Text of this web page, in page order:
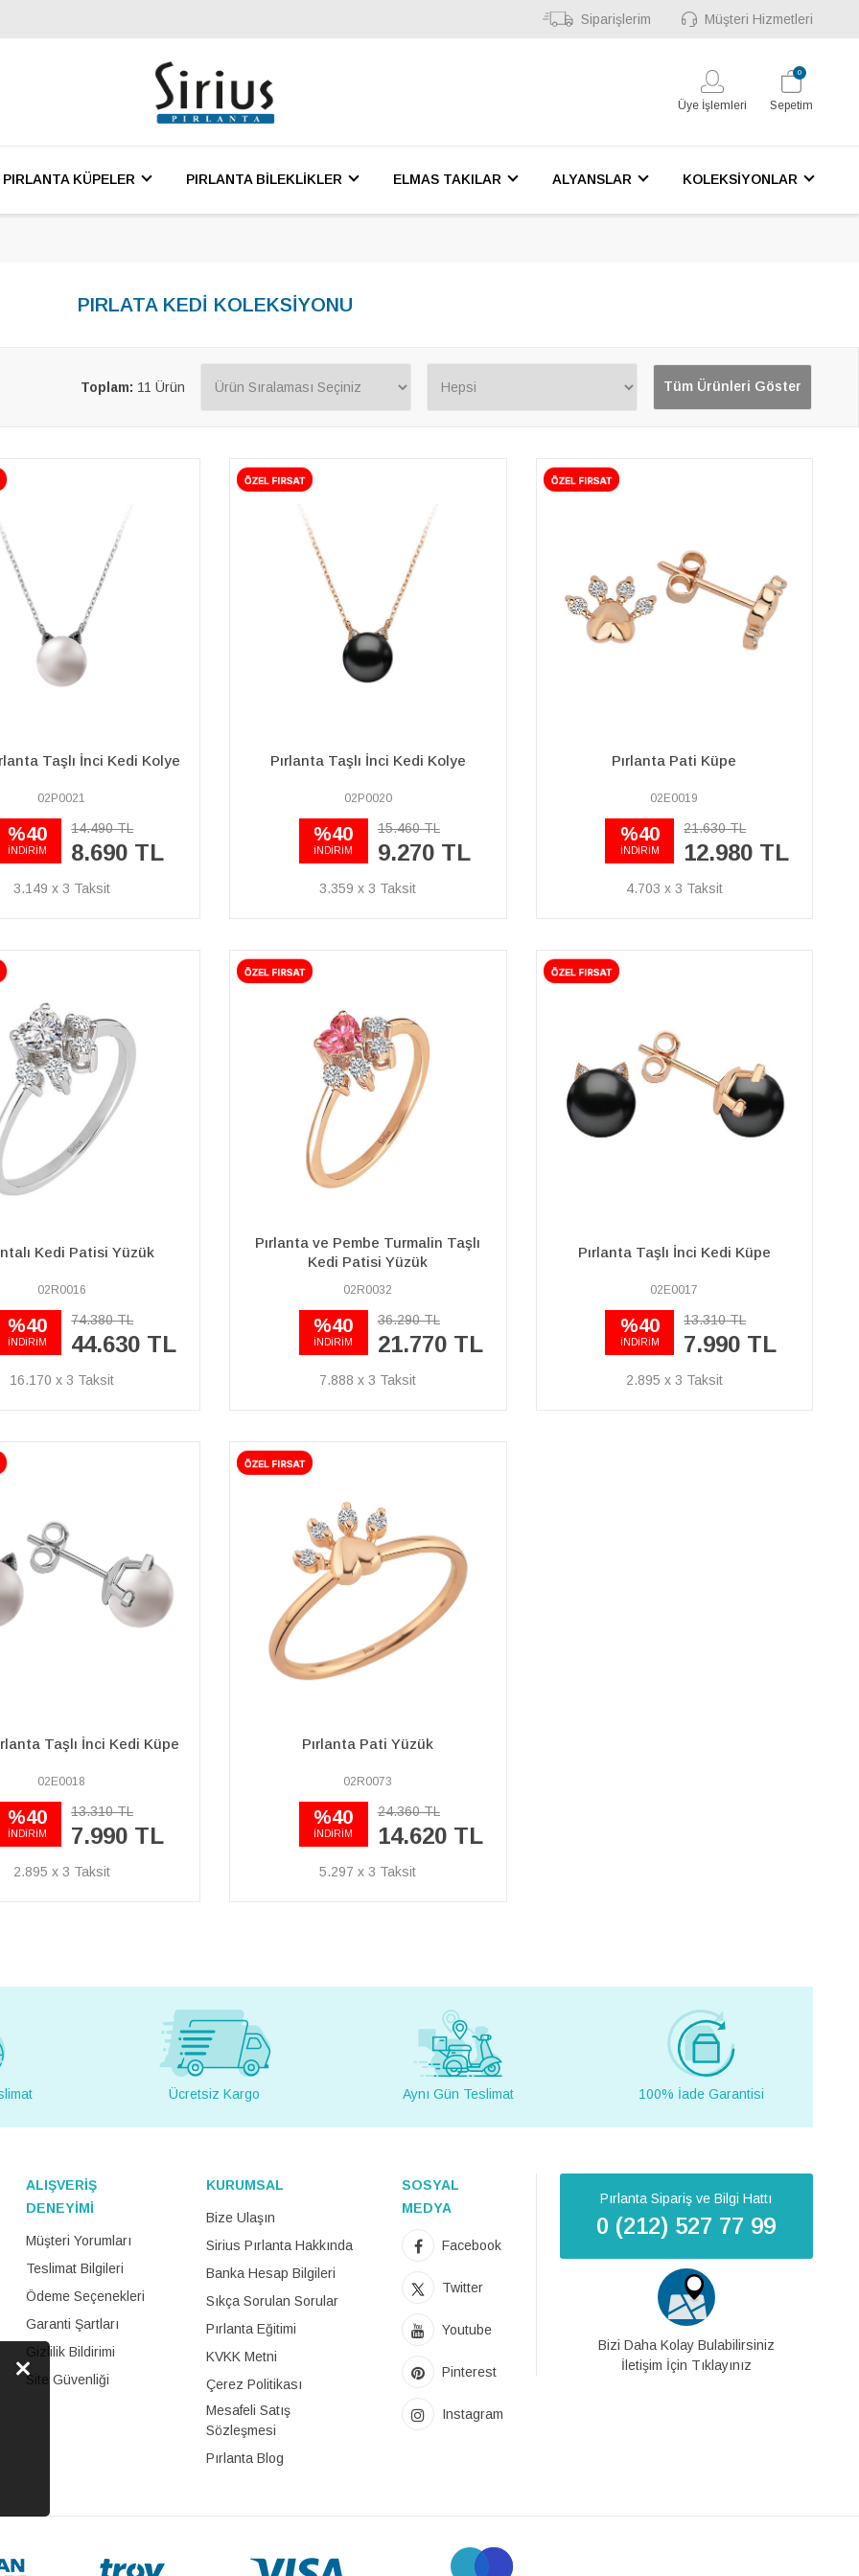
Siparişlerim Müşteri Hizmetleri
Üye İşlemleri Sepetim
0
PIRLANTA KÜPELER PIRLANTA BİLEKLİKLER ELMAS TAKILAR ALYANSLAR KOLEKSİYONLAR
PIRLATA KEDİ KOLEKSİYONU
Toplam: 11 Ürün Tüm Ürünleri Göster
Taşlı İnci Kedi Kolye
02P0021
%40
İNDİRİM
14.490 TL
8.690 TL
3.149 x 3
Pırlanta Taşlı İnci Kedi Kolye
02P0020
%40
İNDİRİM
15.460 TL
9.270 TL
3.359 x 3
Pırlanta Pati Küpe
02E0019
%40
İNDİRİM
21.630 TL
12.980 TL
4.703 x 3
Kedi Patisi Yüzük
02R0016
%40
İNDİRİM
74.380 TL
44.630 TL
16.170 x 3
Pırlanta ve Pembe Turmalin Taşlı
Kedi Patisi Yüzük
02R0032
%40
İNDİRİM
36.290 TL
21.770 TL
7.888 x 3
Pırlanta Taşlı İnci Kedi Küpe
02E0017
%40
İNDİRİM
13.310 TL
7.990 TL
2.895 x 3
Taşlı İnci Kedi Küpe
02E0018
%40
İNDİRİM
13.310 TL
7.990 TL
2.895 x 3
Pırlanta Pati Yüzük
02R0073
%40
İNDİRİM
24.360 TL
14.620 TL
5.297 x 3
Ücretsiz Kargo Aynı Gün Teslimat 100% İade Garantisi
ALIŞVERİŞ
DENEYİMİ
Müşteri Yorumları
Teslimat Bilgileri
Ödeme Seçenekleri
Garanti Şartları
Gizlilik Bildirimi
Site Güvenliği
KURUMSAL
Bize Ulaşın
Sirius Pırlanta Hakkında
Banka Hesap Bilgileri
Sıkça Sorulan Sorular
Pırlanta Eğitimi
KVKK Metni
Çerez Politikası
Mesafeli Satış
Sözleşmesi
Pırlanta Blog
SOSYAL
MEDYA
Facebook
Twitter
Youtube
Pinterest
Instagram
Pırlanta Sipariş ve Bilgi Hattı
0 (212) 527 77 99
Bizi Daha Kolay Bulabilirsiniz
İletişim İçin Tıklayınız